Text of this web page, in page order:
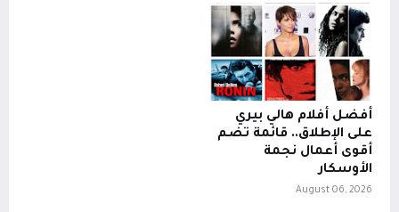
أفضل أفلام هالي بيري
على الإطلاق.. قائمة تضم
أقوى أعمال نجمة
الأوسكار
August 06, 2026